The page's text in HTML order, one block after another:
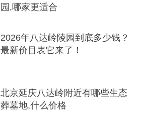
园,哪家更适合
2026年八达岭陵园到底多少钱？
最新价目表它来了！
北京延庆八达岭附近有哪些生态
葬墓地,什么价格